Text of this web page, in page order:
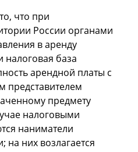
что при
России органами
в аренду
налоговая база
арендной платы с
представителем
предмету
налоговыми
наниматели
на них возлагается